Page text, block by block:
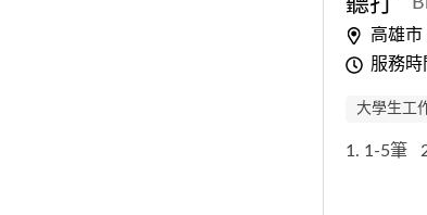
高雄市
服務時
大學生工
1. 1-5筆